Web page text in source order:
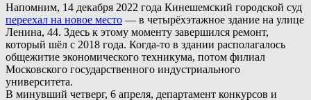
Напомним, 14 декабря 2022 года Кинешемский городской суд
переехал на новое место — в четырёхэтажное здание на улице
Ленина, 44. Здесь к этому моменту завершился ремонт,
который шёл с 2018 года. Когда-то в здании располагалось
общежитие экономического техникума, потом филиал
Московского государственного индустриального
университета.
В минувший четверг, 6 апреля, департамент конкурсов и